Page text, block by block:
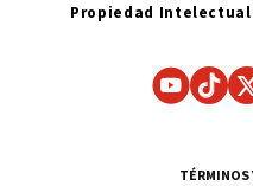
Propiedad
TÉRMINOS